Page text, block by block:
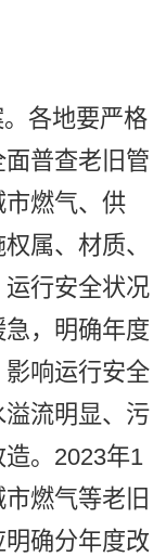
各地要严格
普查老旧管
市燃气、供
属、材质、
行安全状况
，明确年度
响运行安全
流明显、污
。2023年1
燃气等老旧
确分年度改